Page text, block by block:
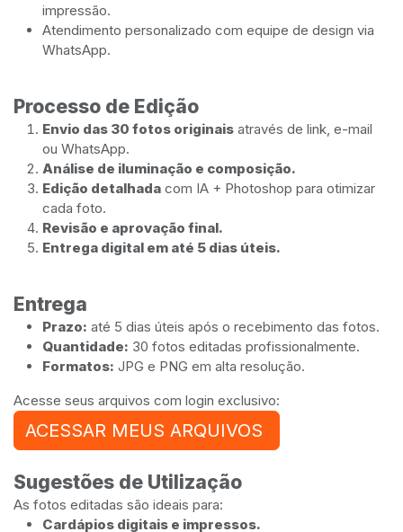
impressão.
Atendimento personalizado com equipe de design via
WhatsApp.
Processo de Edição
Envio das 30 fotos originais através de link, e-mail
ou WhatsApp.
Análise de iluminação e composição.
Edição detalhada com IA + Photoshop para otimizar
cada foto.
Revisão e aprovação final.
Entrega digital em até 5 dias úteis.
Entrega
Prazo: até 5 dias úteis após o recebimento das fotos.
Quantidade: 30 fotos editadas profissionalmente.
Formatos: JPG e PNG em alta resolução.
Acesse seus arquivos com login exclusivo:
ACESSAR MEUS ARQUIVOS
Sugestões de Utilização
As fotos editadas são ideais para:
Cardápios digitais e impressos.